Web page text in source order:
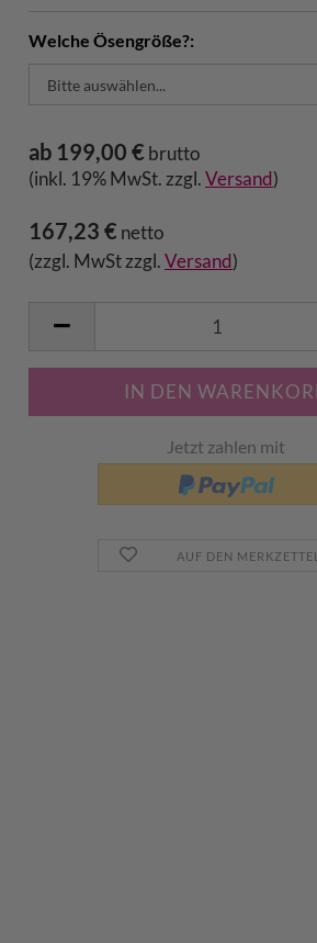
Welche Ösengröße?:
ab 199,00 € brutto
(inkl. 19% MwSt. zzgl. Versand)
167,23 € netto
(zzgl. MwSt zzgl. Versand )
Jetzt zahlen mit
AUF DEN MERKZETTEL